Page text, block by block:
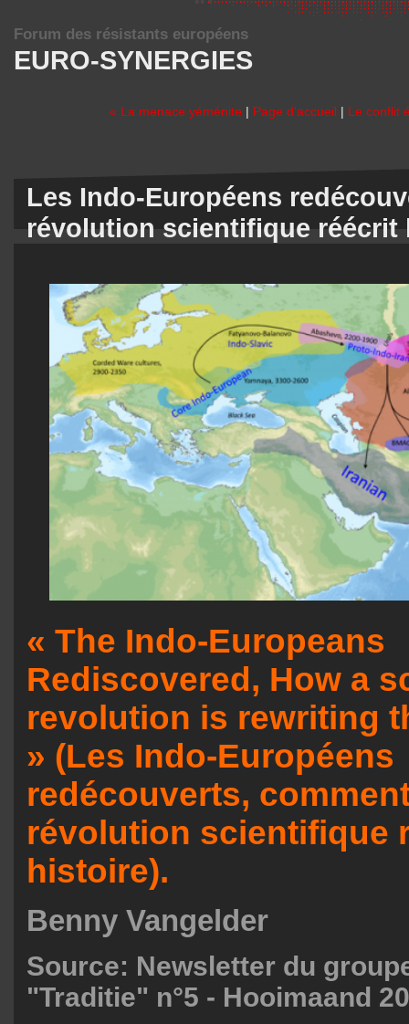
EURO-SYNERGIES
Forum des résistants européens
« La menace yéménite | Page d'accueil | Le conflit
Les Indo-Européens
révolution scientifique réécrit
« The Indo-Europeans
Rediscovered, How a
revolution is rewriting
» (Les Indo-Européens
redécouverts,
révolution scientifique
histoire).
Benny Vangelder
Source: Newsletter du
"Traditie" n°5 - Hooimaand